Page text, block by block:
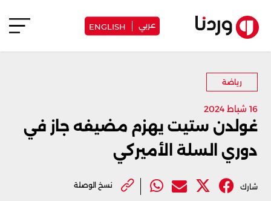
عربي ENGLISH
رياضة
16 شباط 2024
غولدن ستيت يهزم مضيفه جاز في
دوري السلة الأميركي
شارك نسخ الوصلة